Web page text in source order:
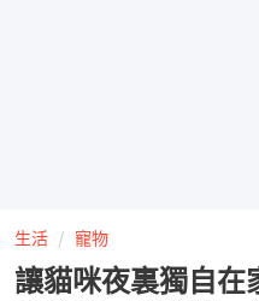
生活 寵物
讓貓咪夜裏獨自在